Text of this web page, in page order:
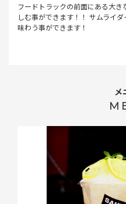
フードトラックの前面にある大
しむ事ができます！！ サムライ
味わう事ができます！
メ